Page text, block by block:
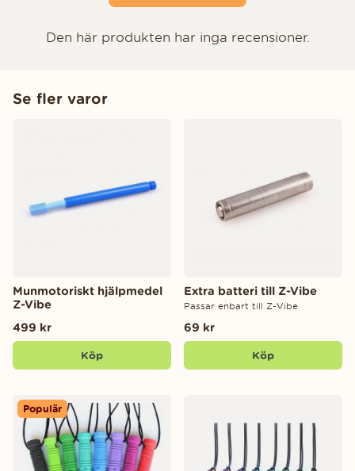
Den här produkten har inga recensioner.
Se fler varor
Munmotoriskt hjälpmedel
Z-Vibe
499 kr
Köp
Extra batteri till Z-Vibe
Passar enbart till Z-Vibe
69 kr
Köp
Populär